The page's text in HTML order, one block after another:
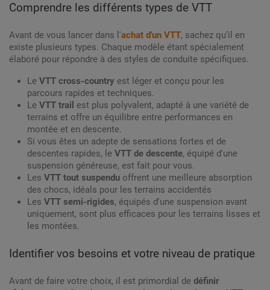
Comprendre les différents types de VTT
Avant de vous lancer dans l'achat d'un VTT, sachez qu’il en
existe plusieurs types. Chaque modèle étant spécialement
élaboré pour répondre à des styles de conduite spécifiques.
Le VTT cross-country est léger et conçu pour les
parcours rapides et techniques.
Le VTT trail est plus polyvalent, adapté à une variété de
terrains et offre un équilibre entre performances en
montée et en descente.
Si vous êtes un adepte de sensations fortes et de
descentes rapides, le VTT de descente, équipé d'une
suspension généreuse, est fait pour vous.
Les VTT tout suspendu offrent une meilleure absorption
des chocs, idéals pour les terrains accidentés
Les VTT semi-rigides, équipés d'une suspension avant
uniquement, sont plus efficaces pour les terrains lisses et
les montées.
Identifier vos besoins et votre niveau de pratique
Avant de faire votre choix, il est primordial de définir